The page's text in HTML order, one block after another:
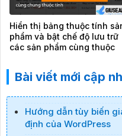
Hiển thị bảng thuộc tính
phẩm và bật chế độ lưu trữ
các sản phẩm cùng thuộc
Bài viết mới cập
Hướng dẫn tùy biến
định của WordPress